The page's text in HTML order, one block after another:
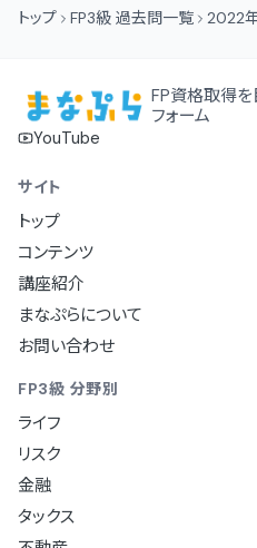
トップ FP3級 過去問一覧 2022
FP資格取得を
フォーム
YouTube
サイト
トップ
コンテンツ
講座紹介
まなぷらについて
お問い合わせ
FP3級 分野別
ライフ
リスク
金融
タックス